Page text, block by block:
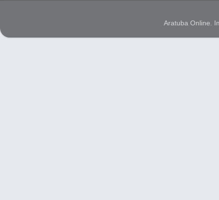
Aratuba Online.